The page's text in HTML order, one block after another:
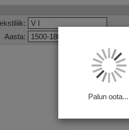
Aasta:
Palun oota...